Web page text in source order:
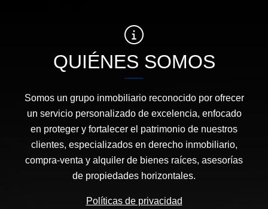
QUIÉNES SOMOS
Somos un grupo inmobiliario reconocido por ofrecer
un servicio personalizado de excelencia, enfocado
en proteger y fortalecer el patrimonio de nuestros
clientes, especializados en derecho inmobiliario,
compra-venta y alquiler de bienes raíces, asesorías
de propiedades horizontales.
Políticas de privacidad